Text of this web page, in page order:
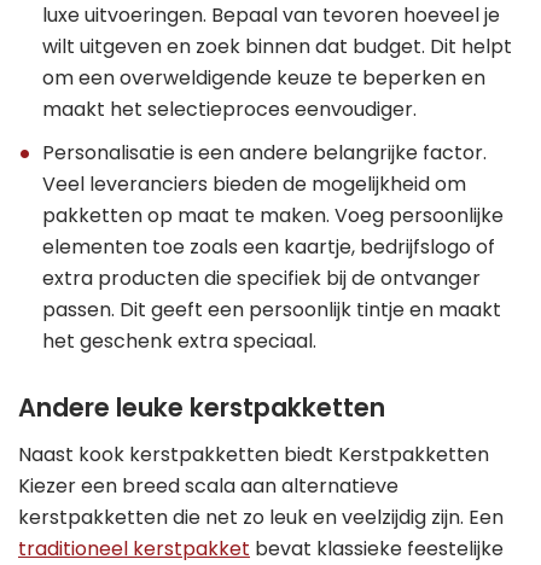
luxe uitvoeringen. Bepaal van tevoren hoeveel je
wilt uitgeven en zoek binnen dat budget. Dit helpt
om een overweldigende keuze te beperken en
maakt het selectieproces eenvoudiger.
Personalisatie is een andere belangrijke factor.
Veel leveranciers bieden de mogelijkheid om
pakketten op maat te maken. Voeg persoonlijke
elementen toe zoals een kaartje, bedrijfslogo of
extra producten die specifiek bij de ontvanger
passen. Dit geeft een persoonlijk tintje en maakt
het geschenk extra speciaal.
Andere leuke kerstpakketten
Naast kook kerstpakketten biedt Kerstpakketten
Kiezer een breed scala aan alternatieve
kerstpakketten die net zo leuk en veelzijdig zijn. Een
traditioneel kerstpakket bevat klassieke feestelijke